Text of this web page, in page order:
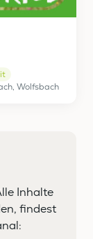
Wolfsbach
Inhalte
findest